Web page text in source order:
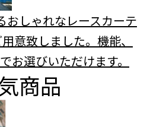
おしゃれなレースカーテ
意致しました。機能、
お選びいただけます。
商品